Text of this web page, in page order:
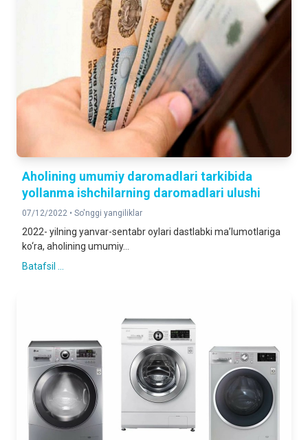
Aholining umumiy daromadlari tarkibida
yollanma ishchilarning daromadlari ulushi
07/12/2022 • So'nggi yangiliklar
2022- yilning yanvar-sentabr oylari dastlabki ma’lumotlariga
ko‘ra, aholining umumiy...
Batafsil ...